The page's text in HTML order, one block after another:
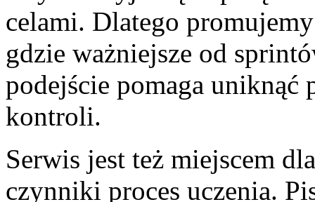
celami. Dlatego
gdzie ważniejsze od
podejście pomaga uniknąć
kontroli.
Serwis jest też miejscem
czynniki proces uczenia.